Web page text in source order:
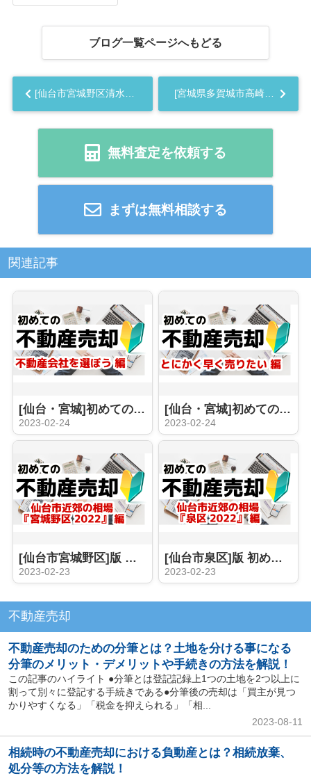
ブログ一覧ページへもどる
[仙台市宮城野区清水沼]編 プロが教える不動産売却の相場事情【土地 戸建 建物】2023年版... [宮城県多賀城市高崎]編 プロが教える不動産売却の相場事情【土地 戸建 建物】2023年版...
無料査定を依頼する
まずは無料相談する
関連記事
[仙台・宮城]初めての不動産売却 不動産会社選びは慎重に。その選択でほぼ全て決まってしまいます。 2023年版
2023-02-24
[仙台・宮城]初めての不動産売却 早期売却を目指したいけどどうしたら良い！？
2023-02-24
[仙台市宮城野区]版 初めての不動産売却 プロが教える相場事情【土地 戸建 建物】2023年
2023-02-23
[仙台市泉区]版 初めての不動産売却 プロが教える相場事情【土地 戸建 建物】2023年
2023-02-23
不動産売却
不動産売却のための分筆とは？土地を分ける事になる
分筆のメリット・デメリットや手続きの方法を解説！
この記事のハイライト ●分筆とは登記記録上1つの土地を2つ以上に
割って別々に登記する手続きである●分筆後の売却は「買主が見つ
かりやすくなる」「税金を抑えられる」「相...
2023-08-11
相続時の不動産売却における負動産とは？相続放棄、
処分等の方法を解説！